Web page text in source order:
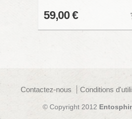
59,00 €
Contactez-nous Conditions
© Copyright 2012